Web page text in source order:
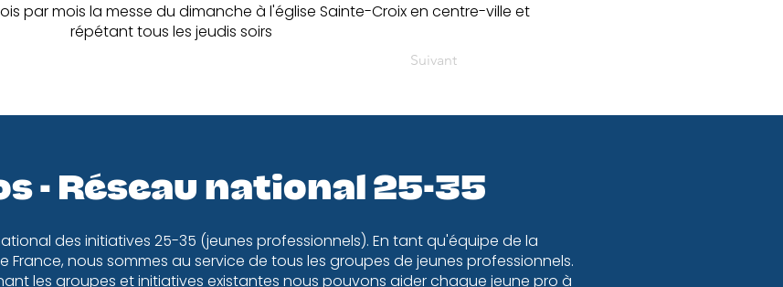
par mois la messe du dimanche à l'église Sainte-Croix en centre-ville et
répétant tous les jeudis soirs
Suivant
- Réseau national 25-35
des initiatives 25-35 (jeunes professionnels). En tant qu'équipe de la
France, nous sommes au service de tous les groupes de jeunes professionnels.
les groupes et initiatives existantes nous pouvons aider chaque jeune pro à